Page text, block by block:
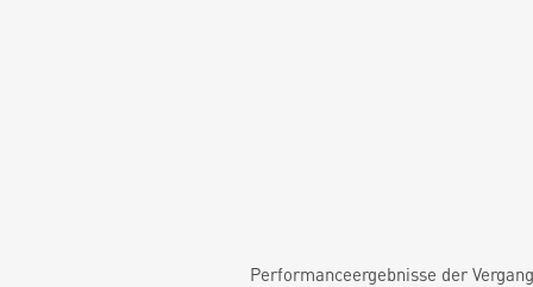
Performanceergebnisse der